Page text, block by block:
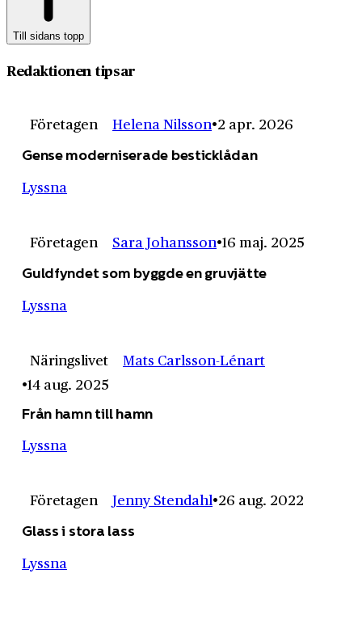
Till sidans topp
Redaktionen tipsar
Företagen Helena Nilsson 2 apr. 2026
Gense moderniserade besticklådan
Lyssna
Företagen Sara Johansson 16 maj. 2025
Guldfyndet som byggde en gruvjätte
Lyssna
Näringslivet
Mats Carlsson-Lénart
14 aug. 2025
Från hamn till hamn
Lyssna
Företagen Jenny Stendahl 26 aug. 2022
Glass i stora lass
Lyssna